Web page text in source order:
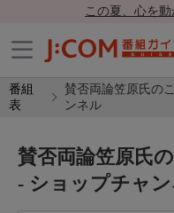
この夏、心を
番組
表
賛否両論笠原氏の
ンネル
賛否両論笠原氏
- ショップチャ